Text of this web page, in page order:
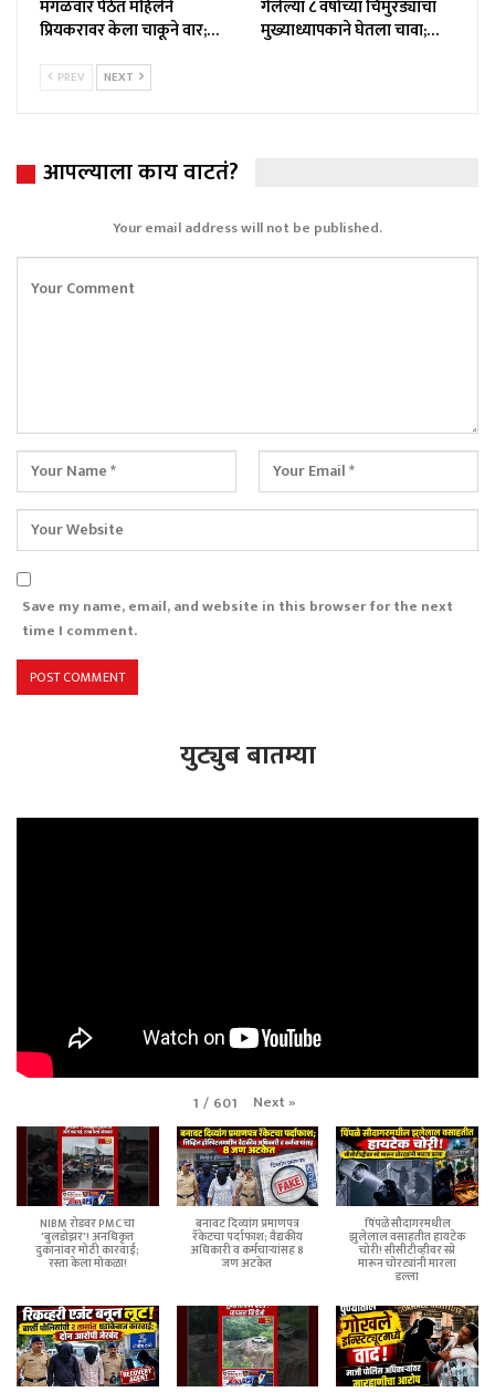
मंगळवार पेठेत महिलेने
प्रियकरावर केला चाकूने वार;…
गेलेल्या ८ वर्षांच्या चिमुरड्याचा
मुख्याध्यापकाने घेतला चावा;…
PREV NEXT
आपल्याला काय वाटतं?
Your email address will not be published.
Save my name, email, and website in this browser for the next
time I comment.
युट्युब बातम्या
1 / 601 Next»
NIBM रोडवर PMC चा
'बुलडोझर'! अनधिकृत
दुकानांवर मोठी कारवाई;
रस्ता केला मोकळा!
बनावट दिव्यांग प्रमाणपत्र
रॅकेटचा पर्दाफाश; वैद्यकीय
अधिकारी व कर्मचाऱ्यांसह 8
जण अटकेत
पिंपळे सौदागरमधील
झुलेलाल वसाहतीत हायटेक
चोरी! सीसीटीव्हीवर स्प्रे
मारून चोरट्यांनी मारला
डल्ला